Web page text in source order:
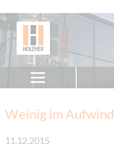
Weinig im Aufwind
11.12.2015